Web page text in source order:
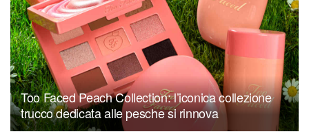
Too Faced Peach Collection: l’iconica collezione
trucco dedicata alle pesche si rinnova